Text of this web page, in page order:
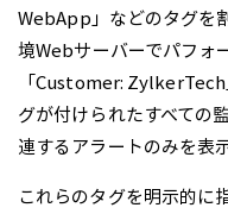
WebApp」などのタグを
境Webサーバーでパフォ
「Customer:
グが付けられたすべての
連するアラートのみを表
これらのタグを明示的に